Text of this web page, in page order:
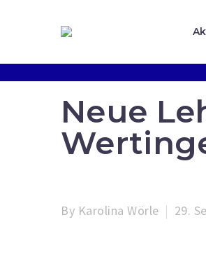
Neue
By Karolina Wörle 29.